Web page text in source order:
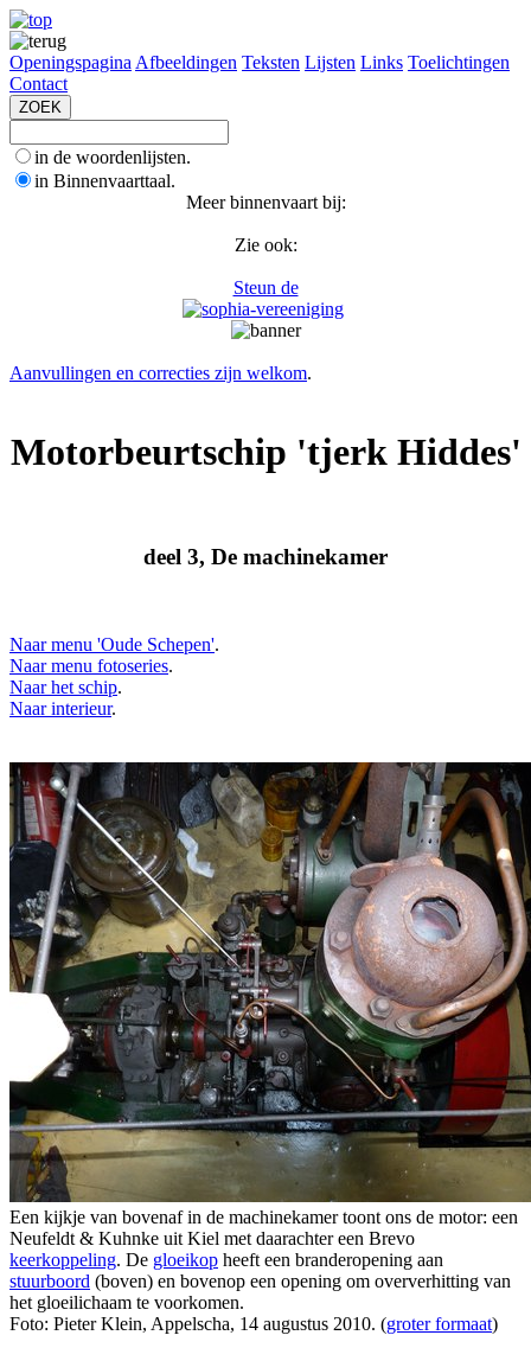
Openingspagina Afbeeldingen Teksten Lijsten Links Toelichtingen
Contact
in de woordenlijsten.
in Binnenvaarttaal.
Meer binnenvaart bij:
Zie ook:
Steun de
Aanvullingen en correcties zijn welkom.
Motorbeurtschip 'tjerk Hiddes'
deel 3, De machinekamer
Naar menu 'Oude Schepen'.
Naar menu fotoseries.
Naar het schip.
Naar interieur.
Een kijkje van bovenaf in de machinekamer toont ons de motor: een
Neufeldt & Kuhnke uit Kiel met daarachter een Brevo
keerkoppeling. De gloeikop heeft een branderopening aan
stuurboord (boven) en bovenop een opening om oververhitting van
het gloeilichaam te voorkomen.
Foto: Pieter Klein, Appelscha, 14 augustus 2010. (groter formaat)